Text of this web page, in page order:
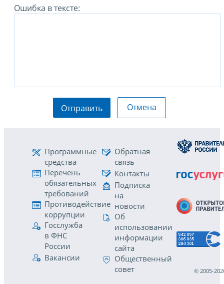
Ошибка в тексте:
Отправить Отмена
Программные
средства
Перечень
обязательных
требований
Противодействие
коррупции
Госслужба
в ФНС
России
Вакансии
Обратная
связь
Контакты
Подписка
на
новости
Об
использовании
информации
сайта
Общественный
совет
© 2005-